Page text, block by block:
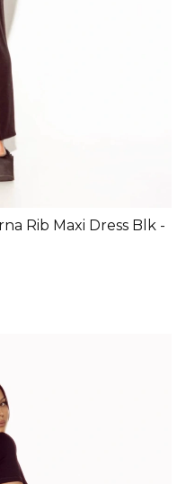
Rib Maxi Dress Blk -